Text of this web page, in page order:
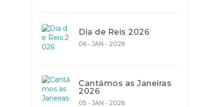
Dia de Reis 2026
06 - JAN - 2026
Cantámos as Janeiras
2026
05 - JAN - 2026